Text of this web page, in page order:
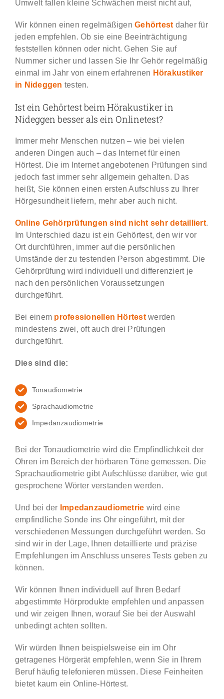
Umwelt fallen kleine Schwächen meist nicht auf,
Wir können einen regelmäßigenGehörtest daher für
jeden empfehlen. Ob sie eine Beeinträchtigung
feststellen können oder nicht. Gehen Sie auf
Nummer sicher und lassen Sie Ihr Gehör regelmäßig
einmal im Jahr von einem erfahrenen Hörakustiker
in Nideggen testen.
Ist ein Gehörtest beim Hörakustiker in
Nideggen besser als ein Onlinetest?
Immer mehr Menschen nutzen – wie bei vielen
anderen Dingen auch – das Internet für einen
Hörtest. Die im Internet angebotenen Prüfungen sind
jedoch fast immer sehr allgemein gehalten. Das
heißt, Sie können einen ersten Aufschluss zu Ihrer
Hörgesundheit liefern, mehr aber auch nicht.
Online Gehörprüfungen sind nicht sehr detailliert.
Im Unterschied dazu ist ein Gehörtest, den wir vor
Ort durchführen, immer auf die persönlichen
Umstände der zu testenden Person abgestimmt. Die
Gehörprüfung wird individuell und differenziert je
nach den persönlichen Voraussetzungen
durchgeführt.
Bei einem professionellen Hörtestwerden
mindestens zwei, oft auch drei Prüfungen
durchgeführt.
Dies sind die:
Tonaudiometrie
Sprachaudiometrie
Impedanzaudiometrie
Bei der Tonaudiometrie wird die Empfindlichkeit der
Ohren im Bereich der hörbaren Töne gemessen. Die
Sprachaudiometrie gibt Aufschlüsse darüber, wie gut
gesprochene Wörter verstanden werden.
Und bei der Impedanzaudiometrie wird eine
empfindliche Sonde ins Ohr eingeführt, mit der
verschiedenen Messungen durchgeführt werden. So
sind wir in der Lage, Ihnen detaillierte und präzise
Empfehlungen im Anschluss unseres Tests geben zu
können.
Wir können Ihnen individuell auf Ihren Bedarf
abgestimmte Hörprodukte empfehlen und anpassen
und wir zeigen Ihnen, worauf Sie bei der Auswahl
unbedingt achten sollten.
Wir würden Ihnen beispielsweise ein im Ohr
getragenes Hörgerät empfehlen, wenn Sie in Ihrem
Beruf häufig telefonieren müssen. Diese Feinheiten
bietet kaum ein Online-Hörtest.